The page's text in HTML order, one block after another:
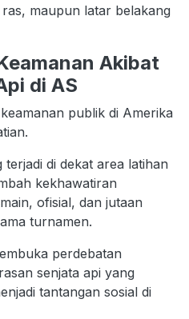
maupun latar belakang
Akibat
di AS
publik di Amerika
di dekat area latihan
kekhawatiran
ofisial, dan jutaan
turnamen.
perdebatan
senjata api yang
tantangan sosial di